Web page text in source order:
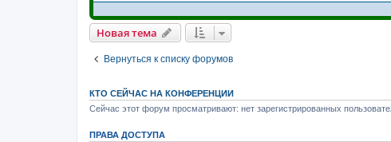
Новая тема
Вернуться к списку форумов
КТО СЕЙЧАС НА КОНФЕРЕНЦИИ
Сейчас этот форум просматривают: нет зарегистрированных
ПРАВА ДОСТУПА